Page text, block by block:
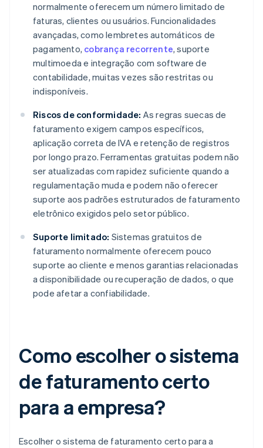
normalmente oferecem um número limitado de
faturas, clientes ou usuários. Funcionalidades
avançadas, como lembretes automáticos de
pagamento, cobrança recorrente, suporte
multimoeda e integração com software de
contabilidade, muitas vezes são restritas ou
indisponíveis.
Riscos de conformidade: As regras suecas de
faturamento exigem campos específicos,
aplicação correta de IVA e retenção de registros
por longo prazo. Ferramentas gratuitas podem não
ser atualizadas com rapidez suficiente quando a
regulamentação muda e podem não oferecer
suporte aos padrões estruturados de faturamento
eletrônico exigidos pelo setor público.
Suporte limitado: Sistemas gratuitos de
faturamento normalmente oferecem pouco
suporte ao cliente e menos garantias relacionadas
a disponibilidade ou recuperação de dados, o que
pode afetar a confiabilidade.
Como escolher o sistema
de faturamento certo
para a empresa?
Escolher o sistema de faturamento certo para a